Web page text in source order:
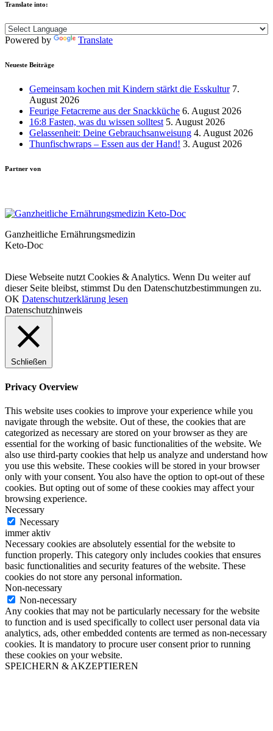
Translate into:
Powered by Translate
Neueste Beiträge
Gemeinsam kochen mit Kindern stärkt die Esskultur 7.
August 2026
Feurige Fetacreme aus der Snackküche 6. August 2026
16:8 Fasten, was du wissen solltest 5. August 2026
Gelassenheit: Deine Gebrauchsanweisung 4. August 2026
Thunfischwraps – Essen aus der Hand! 3. August 2026
Partner von
Ganzheitliche Ernährungsmedizin
Keto-Doc
Diese Webseite nutzt Cookies & Analytics. Wenn Du weiter auf
dieser Seite bleibst, stimmst Du den Datenschutzbestimmungen zu.
OK Datenschutzerklärung lesen
Datenschutzhinweis
Schließen
Privacy Overview
This website uses cookies to improve your experience while you
navigate through the website. Out of these, the cookies that are
categorized as necessary are stored on your browser as they are
essential for the working of basic functionalities of the website. We
also use third-party cookies that help us analyze and understand how
you use this website. These cookies will be stored in your browser
only with your consent. You also have the option to opt-out of these
cookies. But opting out of some of these cookies may affect your
browsing experience.
Necessary
Necessary
immer aktiv
Necessary cookies are absolutely essential for the website to
function properly. This category only includes cookies that ensures
basic functionalities and security features of the website. These
cookies do not store any personal information.
Non-necessary
Non-necessary
Any cookies that may not be particularly necessary for the website
to function and is used specifically to collect user personal data via
analytics, ads, other embedded contents are termed as non-necessary
cookies. It is mandatory to procure user consent prior to running
these cookies on your website.
SPEICHERN & AKZEPTIEREN